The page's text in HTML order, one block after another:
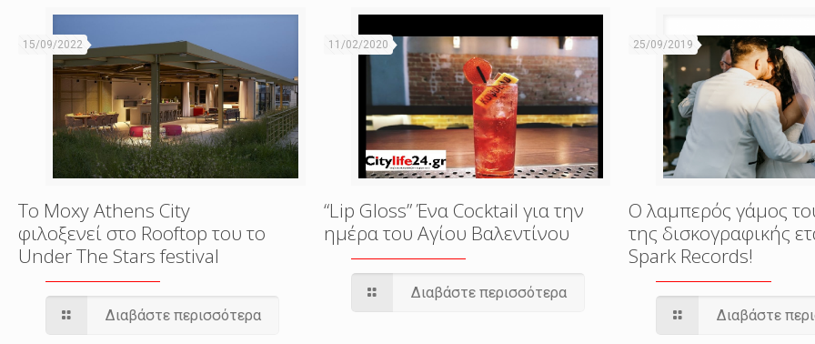
15/09/2022
Το Moxy Athens City
φιλοξενεί στο Rooftop του το
Under The Stars festival
Διαβάστε περισσότερα
11/02/2020
“Lip Gloss” Ένα Cocktail για την
ημέρα του Αγίου Βαλεντίνου
Διαβάστε περισσότερα
25/09/2019
Ο λαμπερός γάμος
της δισκογραφικής
Spark Records!
Διαβάστε